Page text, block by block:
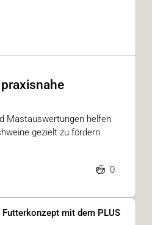
Mastauswertungen helfen
gezielt zu fördern
0
Futterkonzept mit dem PLUS